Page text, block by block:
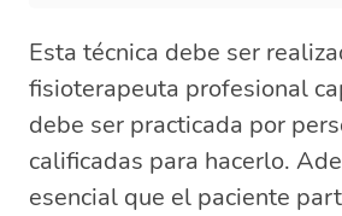
Esta técnica debe ser
fisioterapeuta profesional
debe ser practicada por
calificadas para hacerlo.
esencial que el paciente